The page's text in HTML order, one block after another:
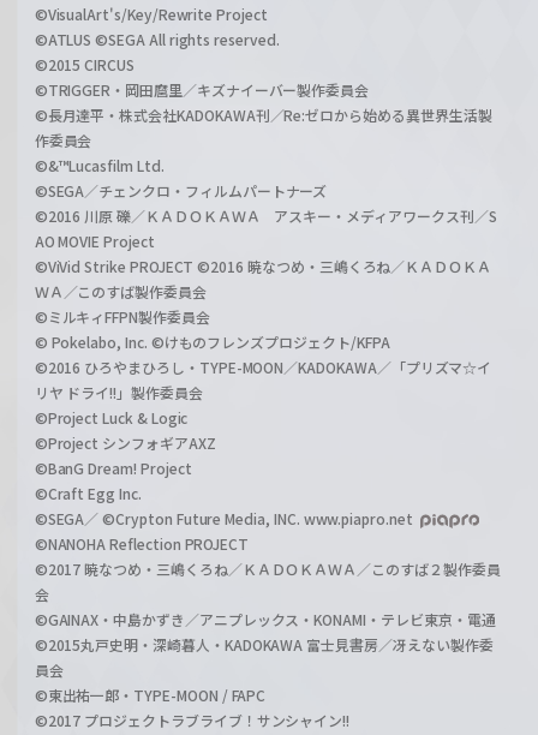
©VisualArt's/Key/Rewrite Project
©ATLUS ©SEGA All rights reserved.
©2015 CIRCUS
©TRIGGER・岡田麿里／キズナイーバー製作委員会
©長月達平・株式会社KADOKAWA刊／Re:ゼロから始める異世界生活製
作委員会
©&™Lucasfilm Ltd.
©SEGA／チェンクロ・フィルムパートナーズ
©2016 川原 礫／ＫＡＤＯＫＡＷＡ アスキー・メディアワークス刊／S
AO MOVIE Project
©ViVid Strike PROJECT ©2016 暁なつめ・三嶋くろね／ＫＡＤＯＫＡ
ＷＡ／このすば製作委員会
©ミルキィFFPN製作委員会
© Pokelabo, Inc. ©けものフレンズプロジェクト/KFPA
©2016 ひろやまひろし・TYPE-MOON／KADOKAWA／「プリズマ☆イ
リヤ ドライ!!」製作委員会
©Project Luck & Logic
©Project シンフォギアAXZ
©BanG Dream! Project
©Craft Egg Inc.
©SEGA／ ©Crypton Future Media, INC. www.piapro.net
©NANOHA Reflection PROJECT
©2017 暁なつめ・三嶋くろね／ＫＡＤＯＫＡＷＡ／このすば２製作委員
会
©GAINAX・中島かずき／アニプレックス・KONAMI・テレビ東京・電通
©2015丸戸史明・深崎暮人・KADOKAWA 富士見書房／冴えない製作委
員会
©東出祐一郎・TYPE-MOON / FAPC
©2017 プロジェクトラブライブ！サンシャイン!!